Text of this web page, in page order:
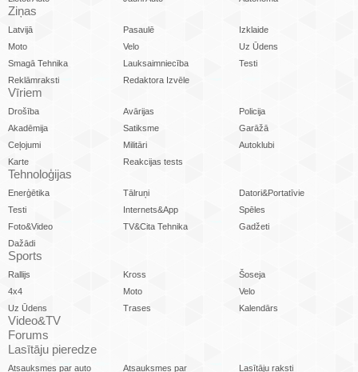
Ziņas
Latvijā Pasaulē
Izklaide
Moto
Velo
Uz Ūdens
Smagā Tehnika
Lauksaimniecība
Testi
Reklāmraksti
Redaktora Izvēle
Vīriem
Drošība Avārijas
Policija
Akadēmija
Satiksme
Garāžā
Ceļojumi
Militāri
Autoklubi
Karte
Reakcijas tests
Tehnoloģijas
Enerģētika Tālruņi
Datori&Portatīvie
Testi
Internets&App
Spēles
Foto&Video
TV&Cita Tehnika
Gadžeti
Dažādi
Sports
Rallijs Kross
Šoseja
4x4
Moto
Velo
Uz Ūdens
Trases Kalendārs
Video&TV
Forums
Lasītāju pieredze
Atsauksmes par auto Atsauksmes par Lasītāju raksti